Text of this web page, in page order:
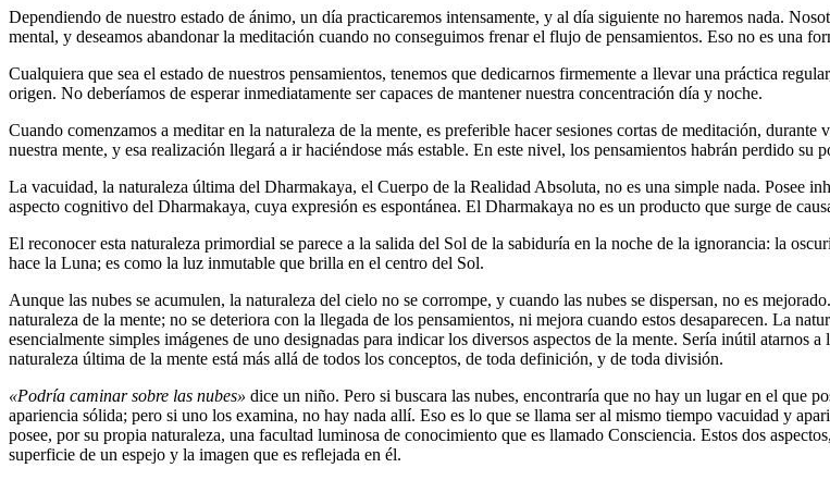
Dependiendo de nuestro estado de ánimo, un día practicaremos intensamente, y al día siguiente no haremos nada.
mental, y deseamos abandonar la meditación cuando no conseguimos frenar el flujo de pensamientos. Eso no es una
Cualquiera que sea el estado de nuestros pensamientos, tenemos que dedicarnos firmemente a llevar una práctica
origen. No deberíamos de esperar inmediatamente ser capaces de mantener nuestra concentración día y noche.
Cuando comenzamos a meditar en la naturaleza de la mente, es preferible hacer sesiones cortas de meditación,
nuestra mente, y esa realización llegará a ir haciéndose más estable. En este nivel, los pensamientos habrán perdido su
La vacuidad, la naturaleza última del Dharmakaya, el Cuerpo de la Realidad Absoluta, no es una simple nada. Posee
aspecto cognitivo del Dharmakaya, cuya expresión es espontánea. El Dharmakaya no es un producto que surge de
El reconocer esta naturaleza primordial se parece a la salida del Sol de la sabiduría en la noche de la ignorancia: la
hace la Luna; es como la luz inmutable que brilla en el centro del Sol.
Aunque las nubes se acumulen, la naturaleza del cielo no se corrompe, y cuando las nubes se dispersan, no es
naturaleza de la mente; no se deteriora con la llegada de los pensamientos, ni mejora cuando estos desaparecen. La
esencialmente simples imágenes de uno designadas para indicar los diversos aspectos de la mente. Sería inútil
naturaleza última de la mente está más allá de todos los conceptos, de toda definición, y de toda división.
«Podría caminar sobre las nubes» dice un niño. Pero si buscara las nubes, encontraría que no hay un lugar en el que
apariencia sólida; pero si uno los examina, no hay nada allí. Eso es lo que se llama ser al mismo tiempo vacuidad y
posee, por su propia naturaleza, una facultad luminosa de conocimiento que es llamado Consciencia. Estos dos
superficie de un espejo y la imagen que es reflejada en él.